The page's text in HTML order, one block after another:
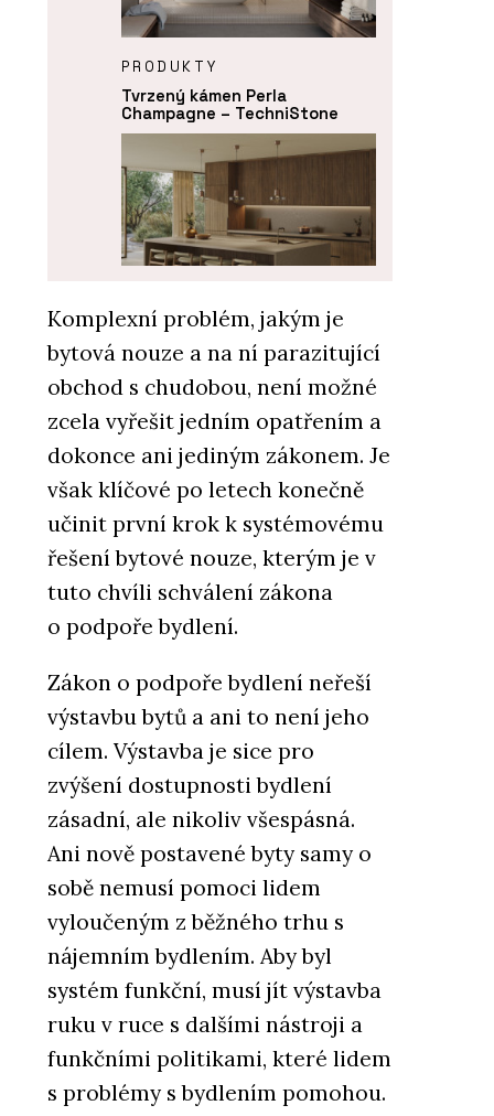
PRODUKTY
Tvrzený kámen Perla
Champagne – TechniStone
PRODUKTY
Tvrzený kámen Perlado Bronze
– TechniStone
PRODUKTY
Tvrzený kámen Nuova Crema –
PRODUKTY
Tvrzený kámen Noble Arctic
Night – TechniStone
Komplexní problém, jakým je
bytová nouze a na ní parazitující
obchod s chudobou, není možné
zcela vyřešit jedním opatřením a
dokonce ani jediným zákonem. Je
však klíčové po letech konečně
učinit první krok k systémovému
řešení bytové nouze, kterým je v
tuto chvíli schválení zákona
o podpoře bydlení.
Zákon o podpoře bydlení neřeší
výstavbu bytů a ani to není jeho
cílem. Výstavba je sice pro
zvýšení dostupnosti bydlení
zásadní, ale nikoliv všespásná.
Ani nově postavené byty samy o
sobě nemusí pomoci lidem
vyloučeným z běžného trhu s
nájemním bydlením. Aby byl
systém funkční, musí jít výstavba
ruku v ruce s dalšími nástroji a
funkčními politikami, které lidem
s problémy s bydlením pomohou.